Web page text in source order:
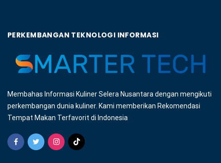
PERKEMBANGAN TEKNOLOGI INFORMASI
Membahas Informasi Kuliner Selera Nusantara dengan mengikuti
perkembangan dunia kuliner. Kami memberikan Rekomendasi
Tempat Makan Terfavorit di Indonesia